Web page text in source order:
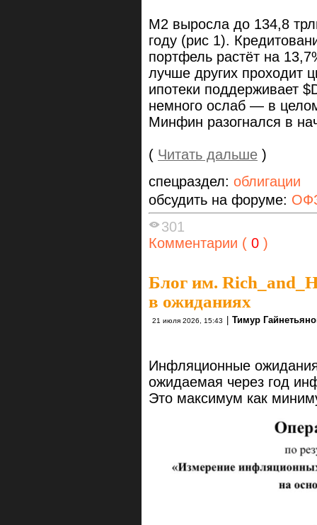
М2 выросла до 134,8
году (рис 1).
портфель растёт на
лучше других проходит
ипотеки поддерживает
немного ослаб — в
Минфин разогнался в
( Читать дальше )
спецраздел: облигации
обсудить на форуме:
301
Комментарии ( 0 )
Блог им.
в ожиданиях
21 июля 2026, 15:43 Тимур
Инфляционные
ожидаемая через год
Это максимум как